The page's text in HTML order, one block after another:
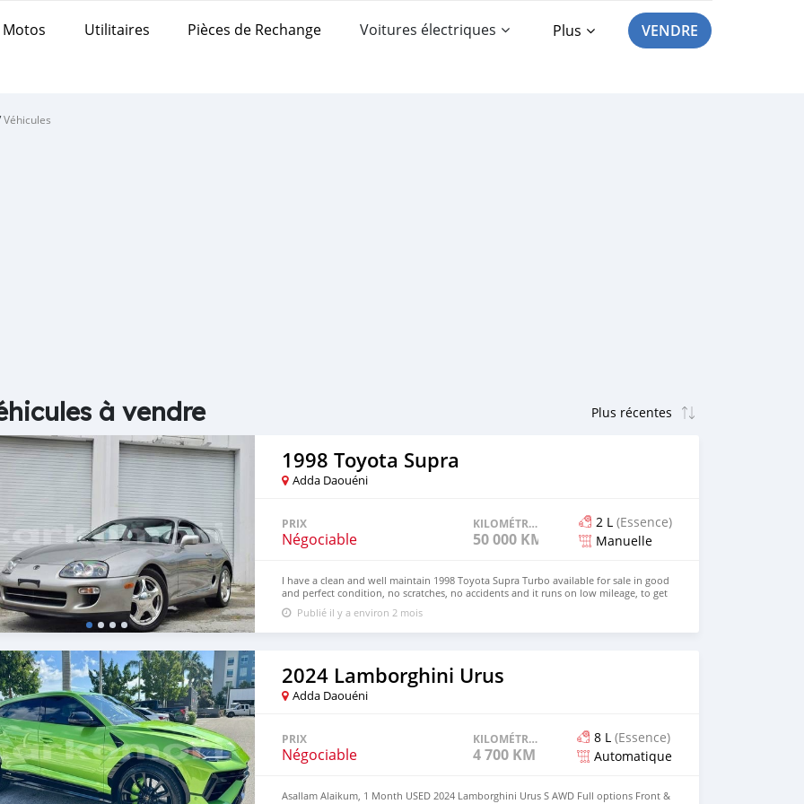
Motos Utilitaires Pièces de Rechange Voitures électriques Plus VENDRE
Véhicules
à vendre
1998 Toyota Supra
Adda Daouéni
PRIX
Négociable
KILOMÉTRAGE
50 000 KM
2 L (Essence)
Manuelle
I have a clean and well maintain 1998 Toyota Supra Turbo available for sale in good
and perfect condition, no scratches, no accidents and it runs on low mileage, to get
more details and pictures on my 1998 model supra, Email me on
( rolandpetrus67@gmail.com ).
Publié il y a environ 2 mois
2024 Lamborghini Urus
Adda Daouéni
PRIX
Négociable
KILOMÉTRAGE
4 700 KM
8 L (Essence)
Automatique
Asallam Alaikum, 1 Month USED 2024 Lamborghini Urus S AWD Full options Front &